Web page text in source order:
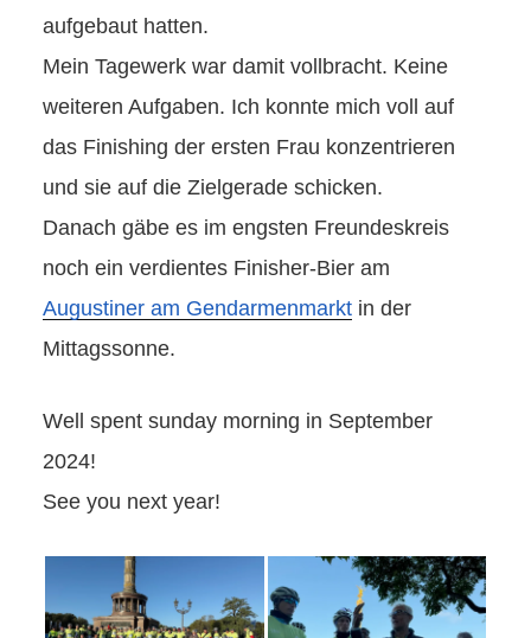
aufgebaut hatten.
Mein Tagewerk war damit vollbracht. Keine
weiteren Aufgaben. Ich konnte mich voll auf
das Finishing der ersten Frau konzentrieren
und sie auf die Zielgerade schicken.
Danach gäbe es im engsten Freundeskreis
noch ein verdientes Finisher-Bier am
Augustiner am Gendarmenmarkt in der
Mittagssonne.
Well spent sunday morning in September
2024!
See you next year!